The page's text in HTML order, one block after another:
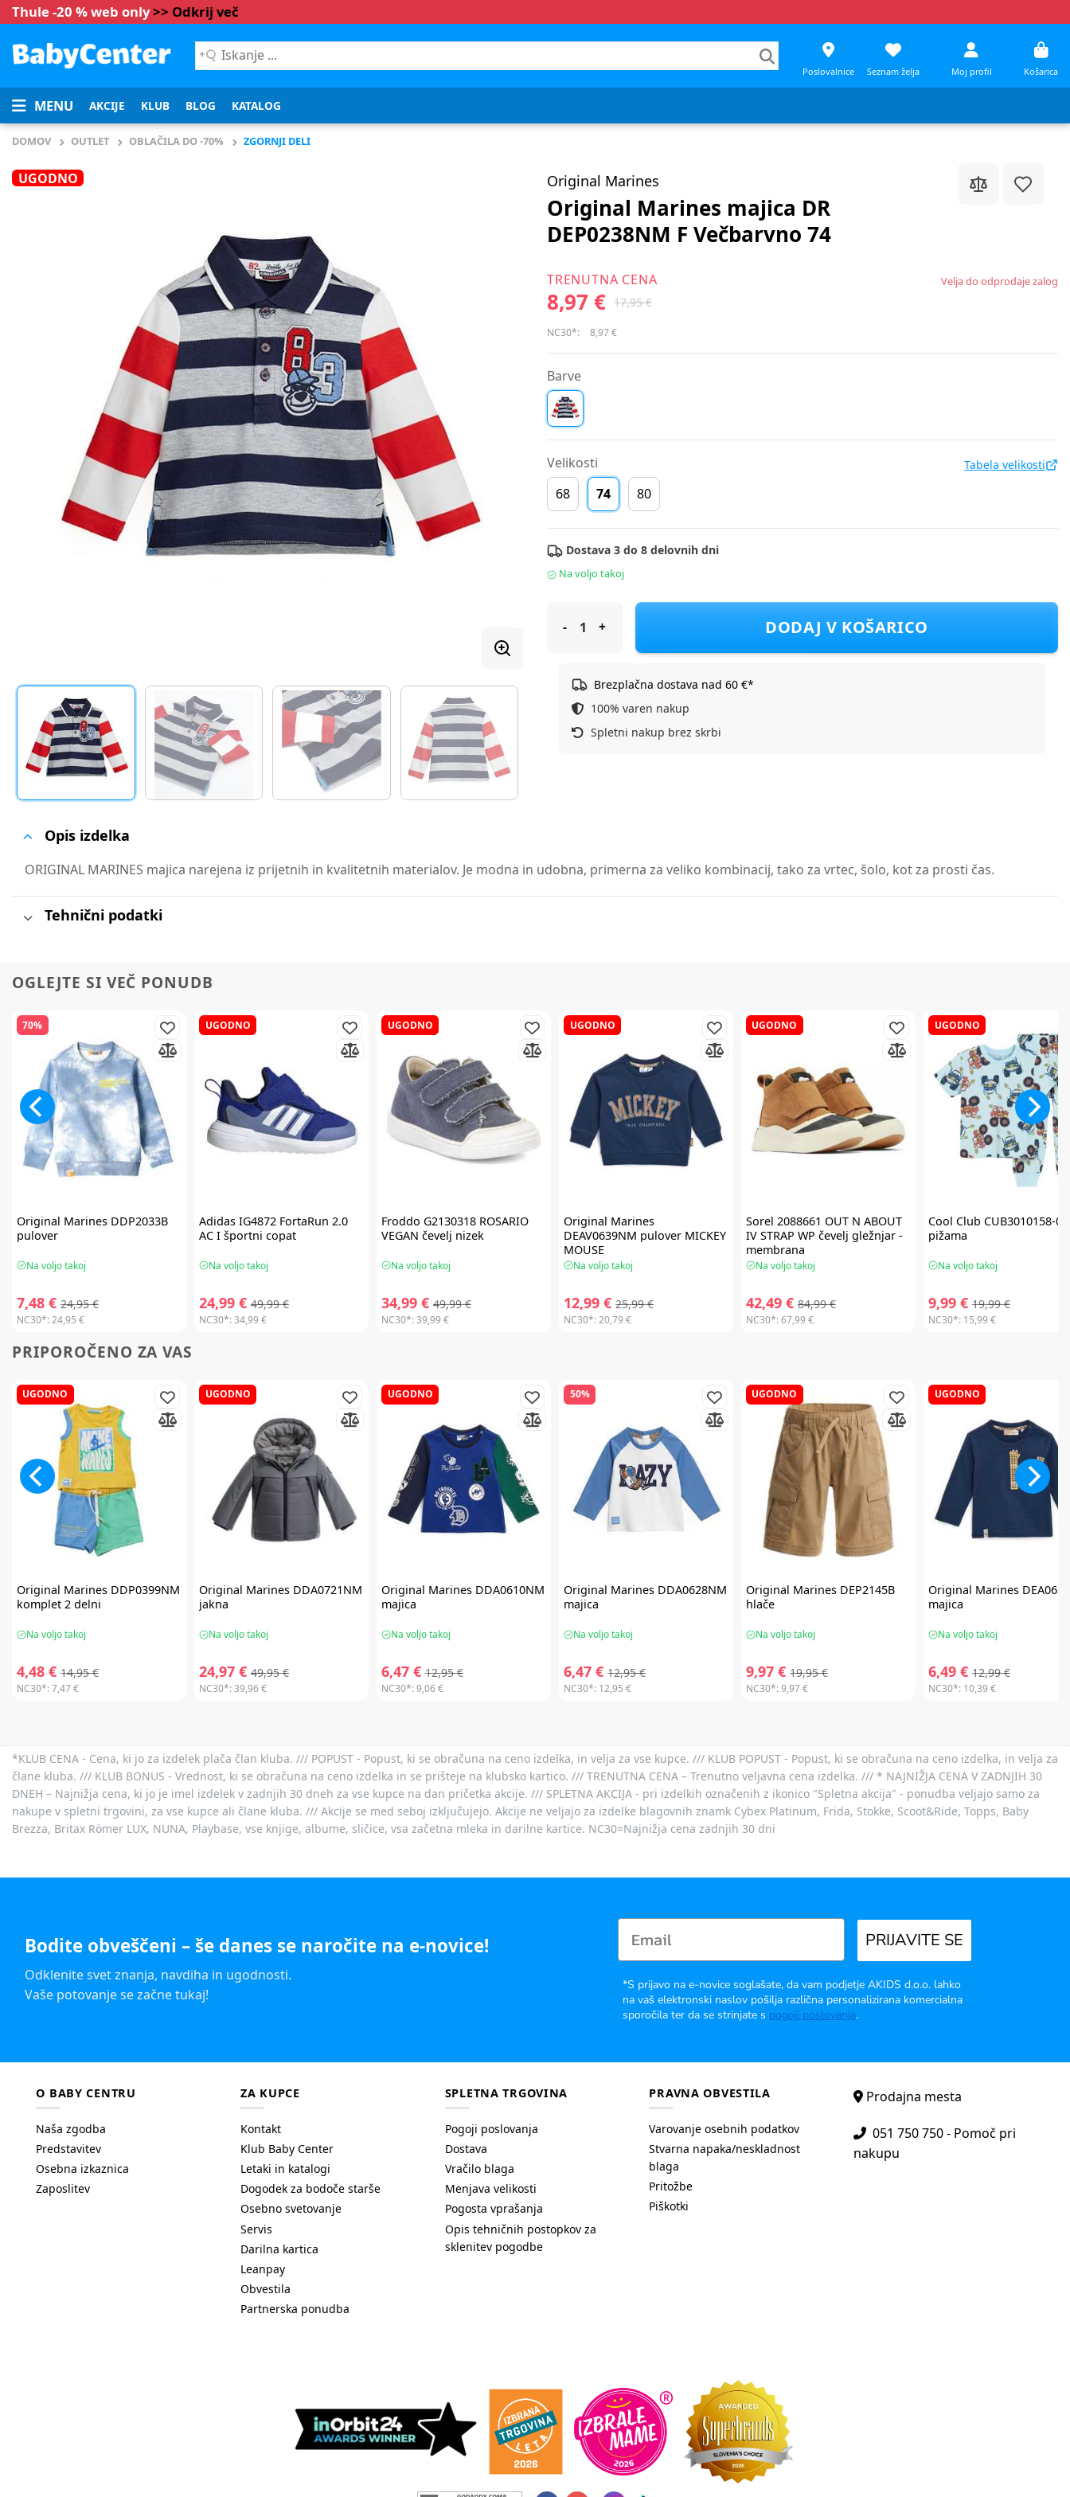
Thule -20 % web only>> Odkrij več
Iskanje
...
Poslovalnice Seznam želja Moj profil Košarica
MENU AKCIJE KLUB BLOG KATALOG
DOMOV OUTLET OBLAČILA DO -70% ZGORNJI DELI
UGODNO Original Marines
Original Marines majica DR
DEP0238NM F Večbarvno 74
TRENUTNA CENA
8,97 € 17,95 €
Velja do odprodaje zalog
NC30*: 8,97 €
Barve
Velikosti Tabela velikosti
68 74 80
Dostava 3 do 8 delovnih dni
Na voljo takoj
Original Marines majica DR DEP0238NM F Večbarvno 74
DODAJ V KOŠARICO
Brezplačna dostava nad 60 €*
100% varen nakup
Spletni nakup brez skrbi
Opis izdelka
ORIGINAL MARINES majica narejena iz prijetnih in kvalitetnih materialov. Je modna in udobna, primerna za veliko kombinacij, tako za vrtec, šolo, kot za prosti čas.
Tehnični podatki
OGLEJTE SI VEČ PONUDB
70%
Original MarinesDDP2033B
pulover
Na voljo takoj
7,48 € 24,95 €
NC30*:24,95 €
UGODNO
Adidas IG4872 FortaRun 2.0
AC I športni copat
Na voljo takoj
24,99 € 49,99 €
NC30*:34,99 €
UGODNO
Froddo G2130318 ROSARIO
VEGAN čevelj nizek
Na voljo takoj
34,99 € 49,99 €
NC30*:39,99 €
UGODNO
Original Marines
DEAV0639NM pulover MICKEY
MOUSE
Na voljo takoj
12,99 € 25,99 €
NC30*:20,79 €
UGODNO
Sorel 2088661 OUT N ABOUT
IV STRAP WP čevelj gležnjar -
membrana
Na voljo takoj
42,49 € 84,99 €
NC30*:67,99 €
UGODNO
Cool Club CUB3010158-00
pižama
Na voljo takoj
9,99 € 19,99 €
NC30*: 15,99 €
PRIPOROČENO ZA VAS
UGODNO
Original MarinesDDP0399NM
komplet 2 delni
Na voljo takoj
4,48 € 14,95 €
NC30*:7,47 €
UGODNO
Original Marines DDA0721NM
jakna
Na voljo takoj
24,97 € 49,95 €
NC30*:39,96 €
UGODNO
Original Marines DDA0610NM
majica
Na voljo takoj
6,47 € 12,95 €
NC30*:9,06 €
50%
Original Marines DDA0628NM
majica
Na voljo takoj
6,47 € 12,95 €
NC30*: 12,95 €
UGODNO
Original MarinesDEP2145B
hlače
Na voljo takoj
9,97 € 19,95 €
NC30*:9,97 €
UGODNO
Original Marines
majica
Na voljo takoj
6,49 € 12,99 €
NC30*: 10,39 €
*KLUB CENA - Cena, ki jo za izdelek plača član kluba. /// POPUST - Popust, ki se obračuna na ceno izdelka, in velja za vse kupce. /// KLUB POPUST - Popust, ki se obračuna na ceno izdelka, in velja za
člane kluba. /// KLUB BONUS - Vrednost, ki se obračuna na ceno izdelka in se prišteje na klubsko kartico. /// TRENUTNA CENA – Trenutno veljavna cena izdelka. /// * NAJNIŽJA CENA V ZADNJIH 30
DNEH – Najnižja cena, ki jo je imel izdelek v zadnjih 30 dneh za vse kupce na dan pričetka akcije. /// SPLETNA AKCIJA - pri izdelkih označenih z ikonico "Spletna akcija" - ponudba veljajo samo za
nakupe v spletni trgovini, za vse kupce ali člane kluba. /// Akcije se med seboj izključujejo. Akcije ne veljajo za izdelke blagovnih znamk Cybex Platinum, Frida, Stokke, Scoot&Ride, Topps, Baby
Brezza, Britax Römer LUX, NUNA, Playbase, vse knjige, albume, sličice, vsa začetna mleka in darilne kartice. NC30=Najnižja cena zadnjih 30 dni
Bodite obveščeni – še danes se naročite na e-novice!
Odklenite svet znanja, navdiha in ugodnosti.
Vaše potovanje se začne tukaj!
PRIJAVITE SE
*S prijavo na e-novice soglašate, da vam podjetje AKIDS d.o.o. lahko
na vaš elektronski naslov pošilja različna personalizirana komercialna
sporočila ter da se strinjate s pogoji poslovanja.
O BABY CENTRU
Naša zgodba
Predstavitev
Osebna izkaznica
Zaposlitev
ZA KUPCE
Kontakt
Klub Baby Center
Letaki in katalogi
Dogodek za bodoče starše
Osebno svetovanje
Servis
Darilna kartica
Leanpay
Obvestila
Partnerska ponudba
SPLETNA TRGOVINA
Pogoji poslovanja
Dostava
Vračilo blaga
Menjava velikosti
Pogosta vprašanja
Opis tehničnih postopkov za
sklenitev pogodbe
PRAVNA OBVESTILA
Varovanje osebnih podatkov
Stvarna napaka/neskladnost
blaga
Pritožbe
Piškotki
Prodajna mesta
051 750 750 - Pomoč pri
nakupu